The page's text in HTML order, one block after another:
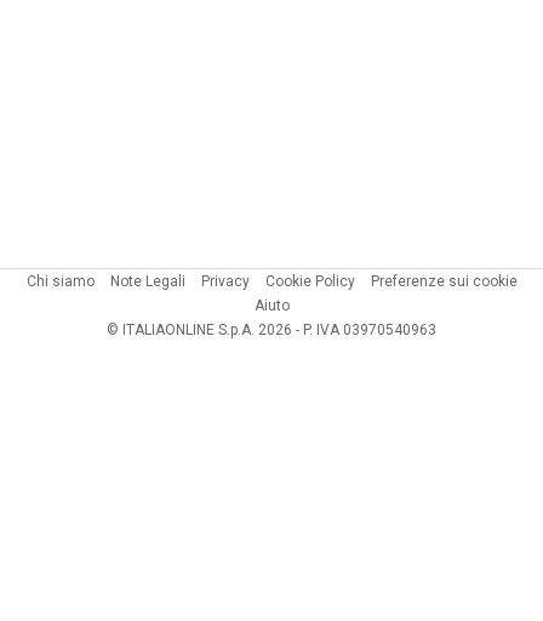
Chi siamo Note Legali Privacy Cookie Policy
Preferenze sui cookie
Aiuto
© ITALIAONLINE S.p.A. 2026 - P. IVA 03970540963